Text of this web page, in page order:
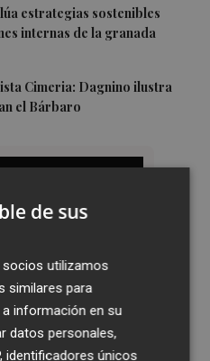
estrategias sostenibles
internas de la granada
Cimeria: Dagnino ilustra
el Bárbaro
de sus
utilizamos
similares para
información en su
datos personales,
identificadores únicos